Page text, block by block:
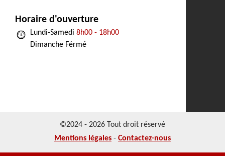
Horaire d'ouverture
Lundi-Samedi 8h00 - 18h00
Dimanche Férmé
©2024 - 2026 Tout droit réservé
Mentions légales - Contactez-nous